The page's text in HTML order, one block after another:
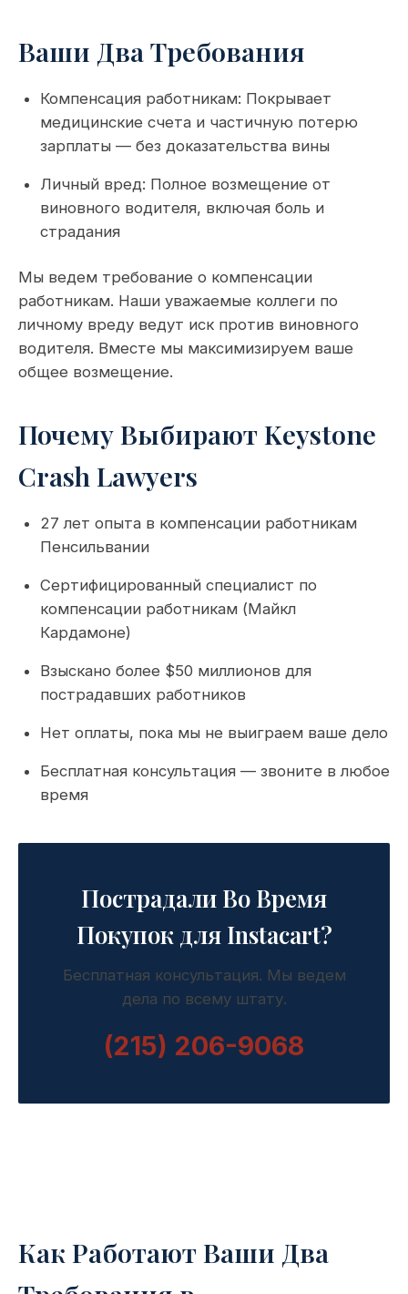
Ваши Два Требования
Компенсация работникам: Покрывает
медицинские счета и частичную потерю
зарплаты — без доказательства вины
Личный вред: Полное возмещение от
виновного водителя, включая боль и
страдания
Мы ведем требование о компенсации
работникам. Наши уважаемые коллеги по
личному вреду ведут иск против виновного
водителя. Вместе мы максимизируем ваше
общее возмещение.
Почему Выбирают Keystone
Crash Lawyers
27 лет опыта в компенсации работникам
Пенсильвании
Сертифицированный специалист по
компенсации работникам (Майкл
Кардамоне)
Взыскано более $50 миллионов для
пострадавших работников
Нет оплаты, пока мы не выиграем ваше дело
Бесплатная консультация — звоните в любое
время
Пострадали Во Время
Покупок для Instacart?
Бесплатная консультация. Мы ведем
дела по всему штату.
(215) 206-9068
Как Работают Ваши Два